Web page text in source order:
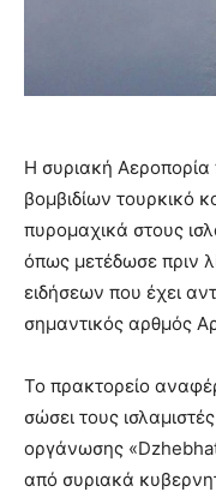
Η συριακή Αεροπορία
βομβιδίων τουρκικό
πυρομαχικά στους
όπως μετέδωσε πριν
ειδήσεων που έχει
σημαντικός αρθμός
Το πρακτορείο
σώσει τους
οργάνωσης
από συριακά